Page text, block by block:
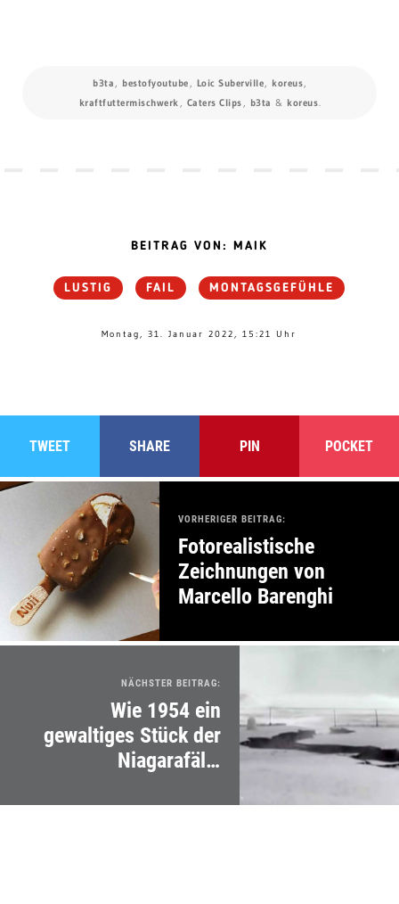
b3ta , bestofyoutube , Loic Suberville, koreus,
kraftfuttermischwerk , Caters Clips , b3ta & koreus.
BEITRAG VON: MAIK
LUSTIG FAIL MONTAGSGEFÜHLE
Montag, 31. Januar 2022, 15:21 Uhr
TWEET SHARE PIN POCKET
VORHERIGER BEITRAG:
Fotorealistische
Zeichnungen von
Marcello Barenghi
NÄCHSTER BEITRAG:
Wie 1954 ein
gewaltiges Stück der
Niagarafälle